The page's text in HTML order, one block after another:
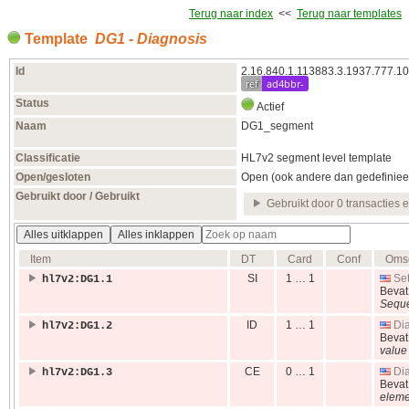
Terug naar index << Terug naar templates
Template DG1 - Diagnosis
Id
ref ad4bbr-
Status
Actief
Naam
DG1_segment
Classificatie
HL7v2 segment level template
Open/gesloten
Open (ook andere dan
Gebruikt door / Gebruikt
Gebruikt door 0 transacties
Alles uitklappen
Alles inklappen
Item
DT Card Conf
hl7v2:DG1.1
SI 1 … 1
hl7v2:DG1.2
ID 1 … 1
value
hl7v2:DG1.3
CE 0 … 1